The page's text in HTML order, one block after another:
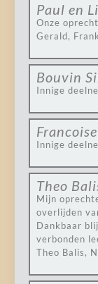
Paul en
Onze
Gerald,
Bouvin
Innige
Innige
Theo
Mijn
overlijden
Dankbaar
verbonden
Theo Balis,